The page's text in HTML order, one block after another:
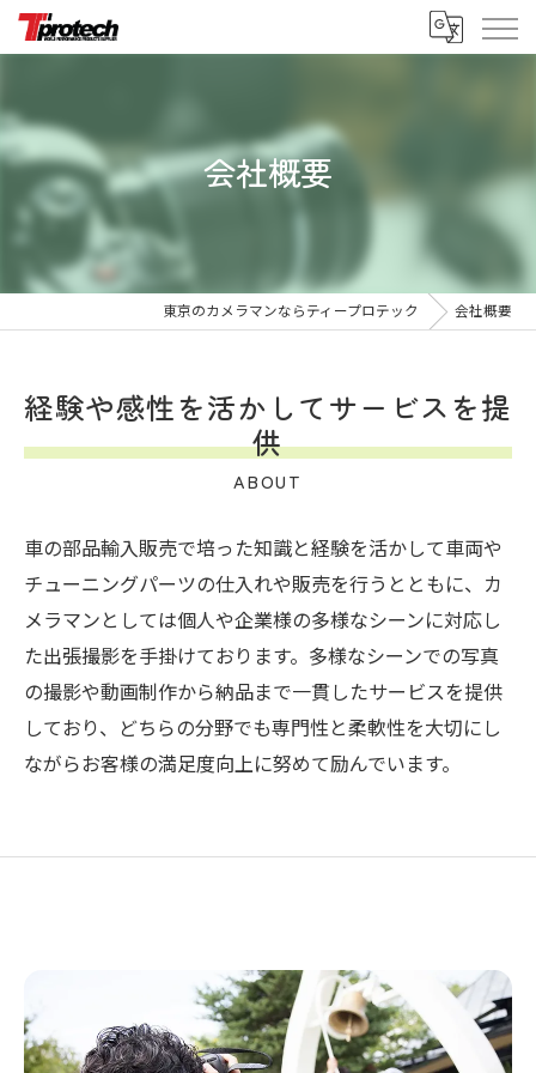
会社概要
東京のカメラマンならティープロテック 会社概要
経験や感性を活かしてサービスを提
供
ABOUT
車の部品輸入販売で培った知識と経験を活かして車両や
チューニングパーツの仕入れや販売を行うとともに、カ
メラマンとしては個人や企業様の多様なシーンに対応し
た出張撮影を手掛けております。多様なシーンでの写真
の撮影や動画制作から納品まで一貫したサービスを提供
しており、どちらの分野でも専門性と柔軟性を大切にし
ながらお客様の満足度向上に努めて励んでいます。